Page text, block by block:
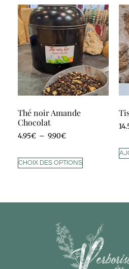
Thé noir Amande
Chocolat
4.95€ – 9.90€
CHOIX DES OPTIONS